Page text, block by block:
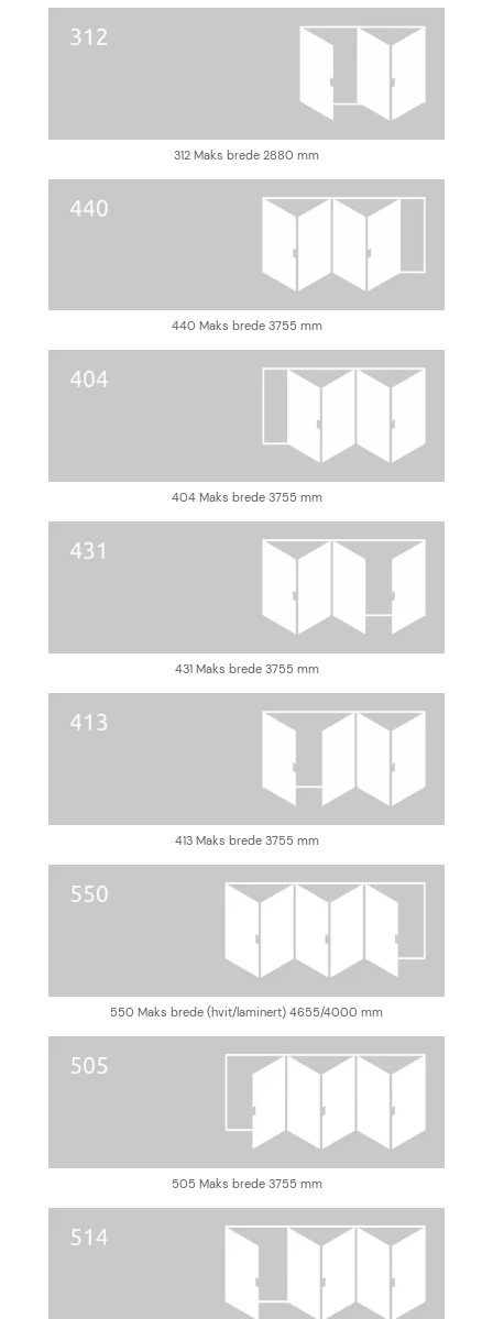
312 Maks brede 2880 mm
440 Maks brede 3755 mm
404 Maks brede 3755 mm
431 Maks brede 3755 mm
413 Maks brede 3755 mm
550 Maks brede (hvit/laminert) 4655/4000 mm
505 Maks brede 3755 mm